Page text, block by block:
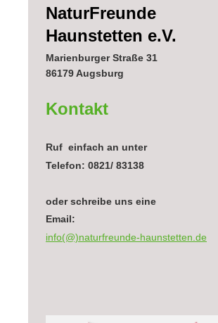
NaturFreunde
Haunstetten e.V.
Marienburger Straße 31
86179Augsburg
Kontakt
Ruf einfach an unter
Telefon: 0821/ 83138
oder schreibe uns eine
Email:
info(@)naturfreunde-haunstetten.de